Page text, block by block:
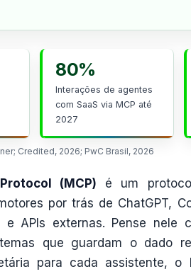
80%
Interações de agentes
com SaaS via MCP até
2027
Credited, 2026; PwC Brasil, 2026
(MCP) é um
por trás de ChatGPT,
e APIs externas. Pense nele
que guardam o dado
para cada assistente,